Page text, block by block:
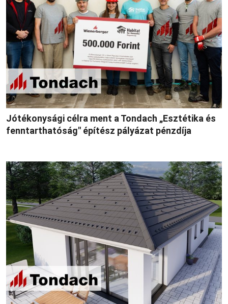
Jótékonysági célra ment a Tondach „Esztétika és
fenntarthatóság″ építész pályázat pénzdíja